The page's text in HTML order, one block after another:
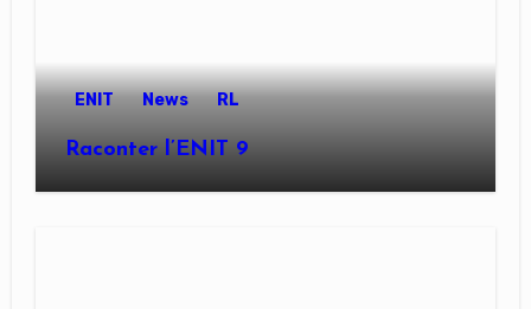
ENIT News RL
Raconter l’ENIT 9